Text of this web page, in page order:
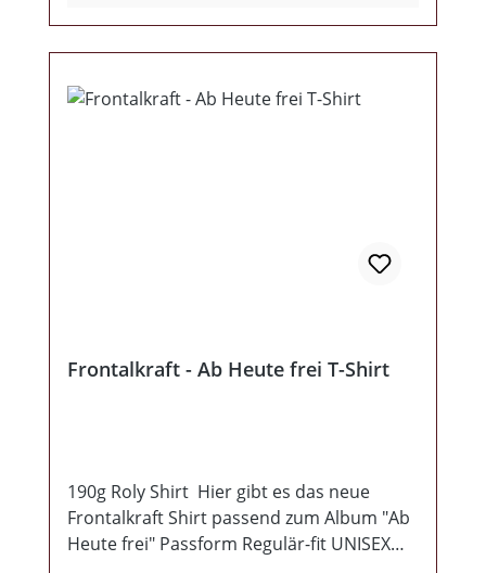
Frontalkraft - Ab Heute frei T-Shirt
190g Roly Shirt Hier gibt es das neue
Frontalkraft Shirt passend zum Album "Ab
Heute frei" Passform Regulär-fit UNISEX